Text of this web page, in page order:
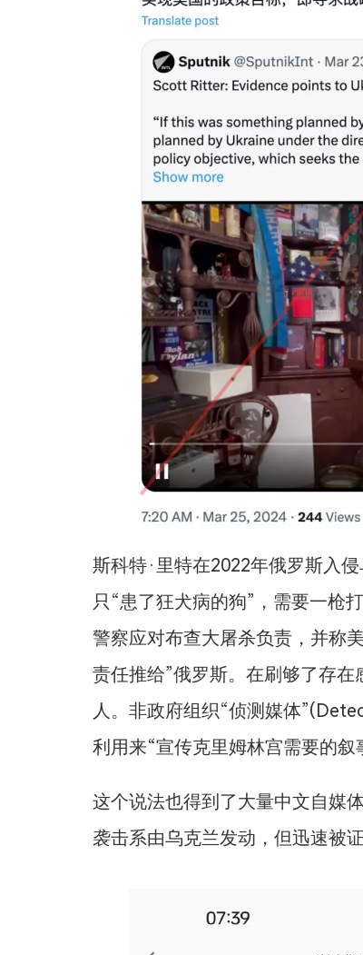
斯科特·里特在2022年俄罗斯入
只“患了狂犬病的狗”，需要一枪
警察应对布查大屠杀负责，并称
责任推给”俄罗斯。在刷够了存
人。非政府组织“侦测媒体
利用来“宣传克里姆林宫需要的叙
这个说法也得到了大量中文自媒
袭击系由乌克兰发动，但迅速被